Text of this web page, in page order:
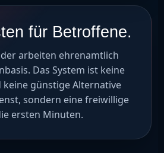
für Betroffene.
arbeiten ehrenamtlich
Das System ist keine
günstige Alternative
sondern eine freiwillige
ersten Minuten.